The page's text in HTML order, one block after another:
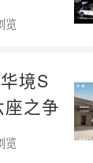
览
境S
之争
览